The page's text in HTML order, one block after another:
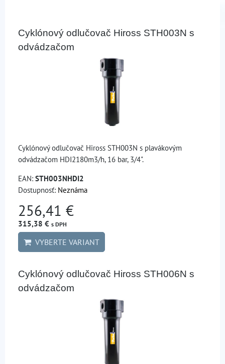
Cyklónový odlučovač Hiross STH003N s
odvádzačom
Cyklónový odlučovač Hiross STH003N s plavákovým
odvádzačom HDI2180m3/h, 16 bar, 3/4".
EAN: STH003NHDI2
Dostupnosť: Neznáma
256,41 €
315,38 € s DPH
VYBERTE VARIANT
Cyklónový odlučovač Hiross STH006N s
odvádzačom